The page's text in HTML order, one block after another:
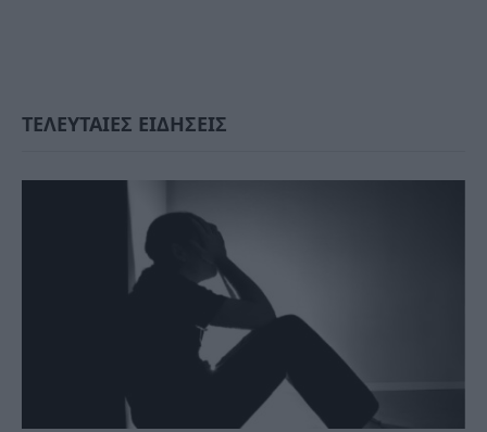
ΤΕΛΕΥΤΑΙΕΣ ΕΙΔΗΣΕΙΣ